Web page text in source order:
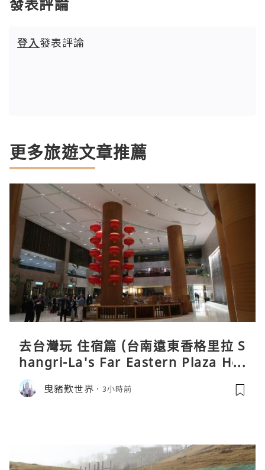
發表評論
登入發表評論
更多旅遊文章推薦
去台灣玩 住宿篇 (台南遠東香格里拉 S
hangri-La's Far Eastern Plaza Hot
el, Tainan)
曳豬歎世界 3小時前